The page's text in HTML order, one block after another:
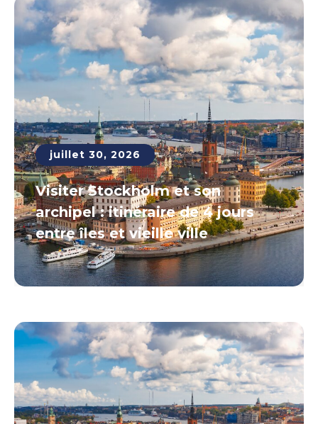
juillet 30, 2026
Visiter Stockholm et son
archipel : itinéraire de 4 jours
entre îles et vieille ville